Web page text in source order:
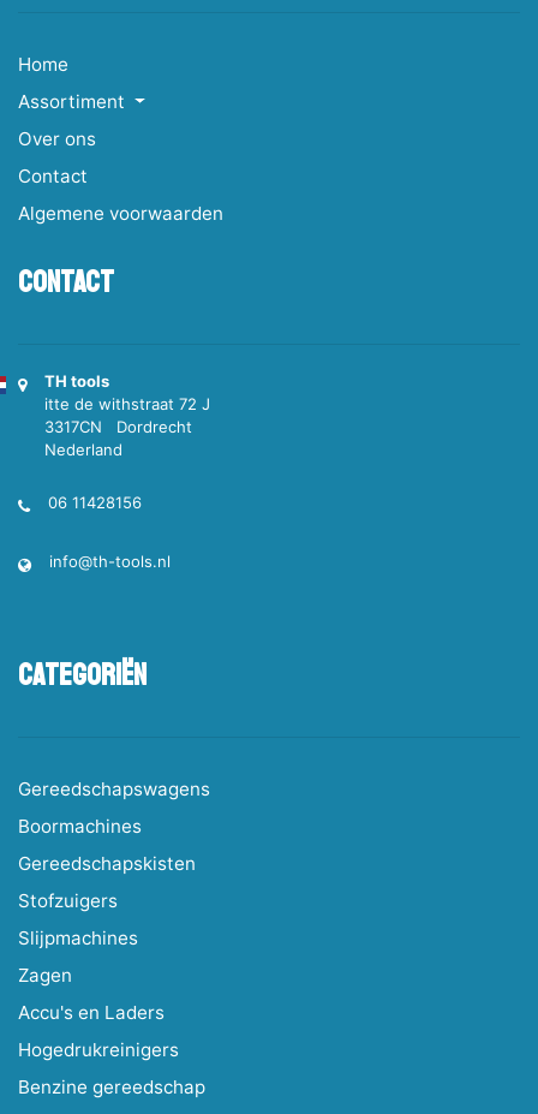
Home
Assortiment
Over ons
Contact
Algemene voorwaarden
Contact
TH tools
itte de withstraat 72 J
3317CN Dordrecht
Nederland
06 11428156
info@th-tools.nl
Categoriën
Gereedschapswagens
Boormachines
Gereedschapskisten
Stofzuigers
Slijpmachines
Zagen
Accu's en Laders
Hogedrukreinigers
Benzine gereedschap